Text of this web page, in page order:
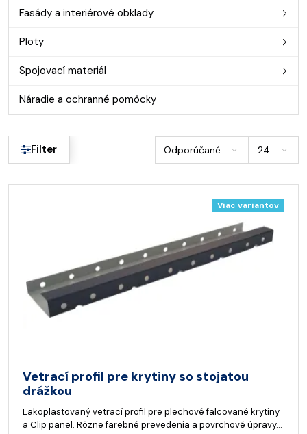
Fasády a interiérové obklady
Ploty
Spojovací materiál
Náradie a ochranné pomôcky
Filter
Viac variantov
Vetrací profil pre krytiny so stojatou
drážkou
Lakoplastovaný vetrací profil pre plechové falcované krytiny
a Clip panel. Rôzne farebné prevedenia a povrchové úpravy…